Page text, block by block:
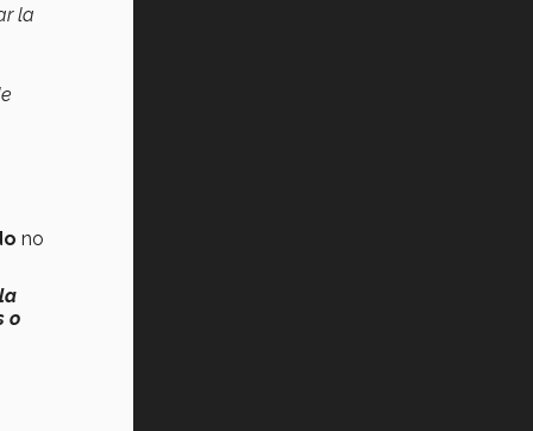
la
no
o